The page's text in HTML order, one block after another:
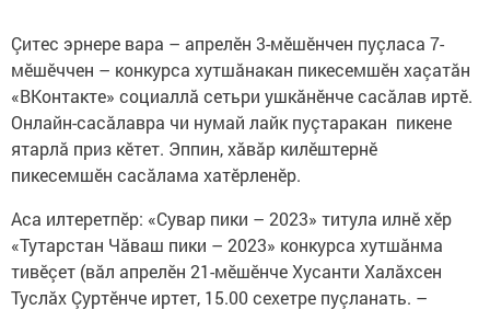
Çитес эрнере вара – апрелӗн 3-мӗшӗнчен пуçласа 7-
мӗшӗччен – конкурса хутшăнакан пикесемшӗн хаçатăн
«ВКонтакте» социаллă сетьри ушкăнӗнче сасăлав иртӗ.
Онлайн-сасăлавра чи нумай лайк пуçтаракан пикене
ятарлă приз кӗтет. Эппин, хăвăр килӗштернӗ
пикесемшӗн сасăлама хатӗрленӗр.
Аса илтеретпӗр: «Сувар пики – 2023» титула илнӗ хӗр
«Тутарстан Чăваш пики – 2023» конкурса хутшăнма
тивӗçет (вăл апрелӗн 21-мӗшӗнче Хусанти Халăхсен
Туслăх Çуртӗнче иртет, 15.00 сехетре пуçланать. –